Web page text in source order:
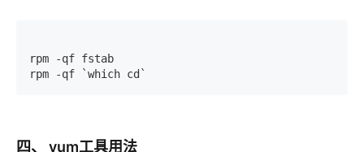
rpm -qf fstab
rpm -qf `which cd`
四、 yum工具用法